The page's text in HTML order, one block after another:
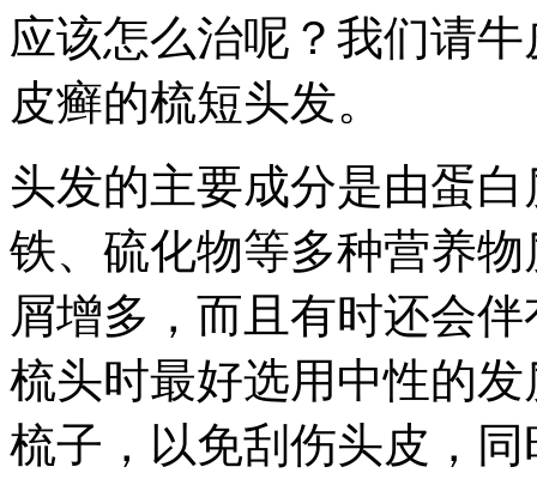
应该怎么治呢？我们请
皮癣的梳短头发。
头发的主要成分是由蛋
铁、硫化物等多种营养
屑增多，而且有时还会
梳头时最好选用中性的
梳子，以免刮伤头皮，